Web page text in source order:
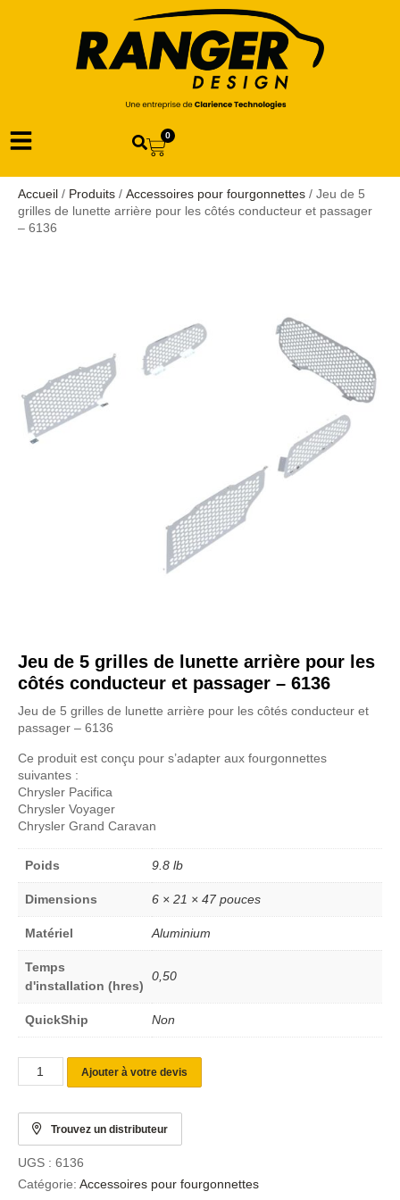
0
Accueil / Produits / Accessoires pour fourgonnettes / Jeu de 5
grilles de lunette arrière pour les côtés conducteur et passager
– 6136
Jeu de 5 grilles de lunette arrière pour les
côtés conducteur et passager – 6136
Jeu de 5 grilles de lunette arrière pour les côtés conducteur et
passager – 6136
Ce produit est conçu pour s’adapter aux fourgonnettes
suivantes :
Chrysler Pacifica
Chrysler Voyager
Chrysler Grand Caravan
Poids 9.8 lb
Dimensions 6 × 21 × 47 pouces
Matériel Aluminium
Temps
d'installation (hres)
0,50
QuickShip Non
Ajouter à votre devis
Trouvez un distributeur
UGS : 6136
Catégorie: Accessoires pour fourgonnettes